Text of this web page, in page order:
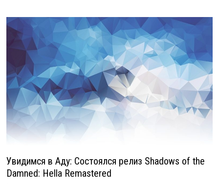
Увидимся в Аду: Состоялся релиз Shadows of the
Damned: Hella Remastered